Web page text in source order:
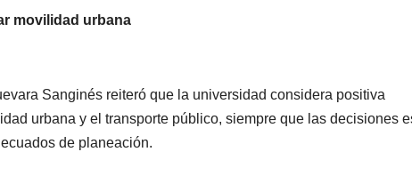
movilidad urbana
Sanginés reiteró que la universidad considera positiva
urbana y el transporte público, siempre que las decisiones
de planeación.